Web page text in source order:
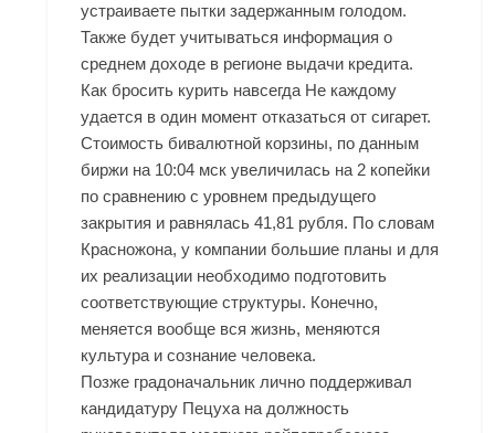
устраиваете пытки задержанным голодом.
Также будет учитываться информация о
среднем доходе в регионе выдачи кредита.
Как бросить курить навсегда Не каждому
удается в один момент отказаться от сигарет.
Стоимость бивалютной корзины, по данным
биржи на 10:04 мск увеличилась на 2 копейки
по сравнению с уровнем предыдущего
закрытия и равнялась 41,81 рубля. По словам
Красножона, у компании большие планы и для
их реализации необходимо подготовить
соответствующие структуры. Конечно,
меняется вообще вся жизнь, меняются
культура и сознание человека.
Позже градоначальник лично поддерживал
кандидатуру Пецуха на должность